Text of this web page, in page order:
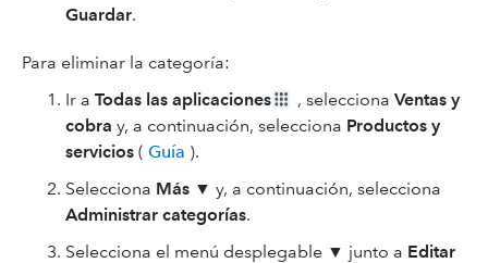
Guardar.
Para eliminar la categoría:
Ir a Todas las aplicaciones , selecciona Ventas y
cobra y, a continuación, selecciona Productos y
servicios ( Guía ).
Selecciona Más ▼ y, a continuación, selecciona
Administrar categorías.
Selecciona el menú desplegable ▼ junto a Editar